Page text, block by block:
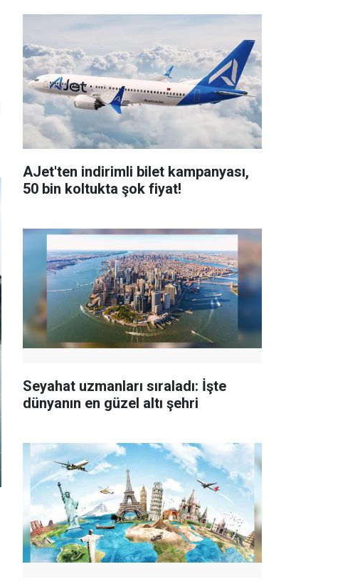
AJet'ten indirimli bilet kampanyası,
50 bin koltukta şok fiyat!
Seyahat uzmanları sıraladı: İşte
dünyanın en güzel altı şehri